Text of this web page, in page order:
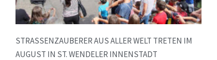
STRASSENZAUBERER AUS ALLER WELT TRETEN IM A
UGUST IN ST. WENDELER INNENSTADT G